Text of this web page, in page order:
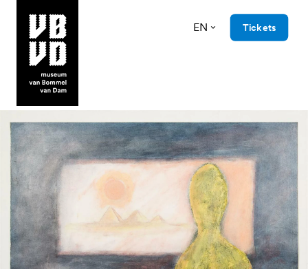
museum van Bommel van Dam
EN Tickets